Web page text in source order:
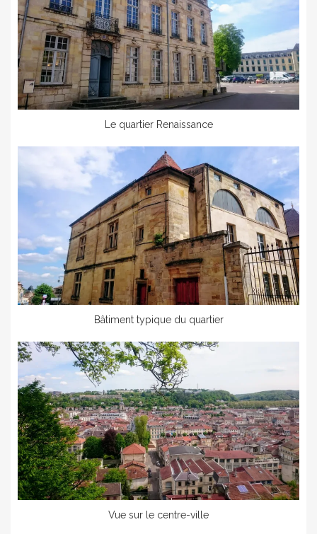
Le quartier Renaissance
Bâtiment typique du quartier
Vue sur le centre-ville